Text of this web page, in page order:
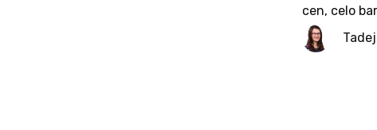
cen, celo
čebulne
naprodaj